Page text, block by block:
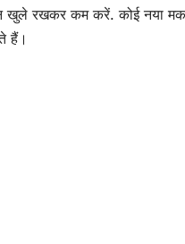
रखकर कम करें. कोई नया
हैं।